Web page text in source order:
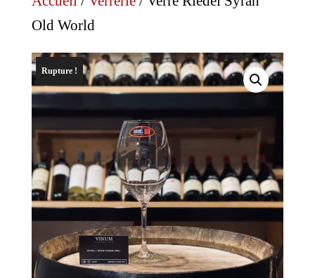
Old World
Rupture !